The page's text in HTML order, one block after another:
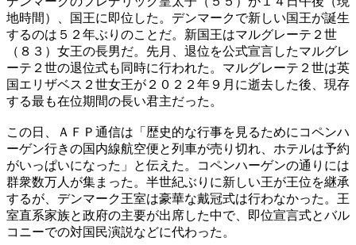
地時間）、国王に即位した。デンマークで新しい国王が誕生
するのは５２年ぶりのことだ。新国王はマルグレーテ２世
（８３）女王の長男だ。先月、退位を公式宣言したマルグレ
ーテ２世の退位式も同時に行われた。マルグレーテ２世は英
国エリザベス２世女王が２０２２年９月に逝去した後、現存
する最も在位期間の長い君主だった。
この日、ＡＦＰ通信は「歴史的な行事を見るためにコペンハ
ーゲン行きの国内線航空便と列車が売り切れ、ホテルは予約
がいっぱいになった」と伝えた。コペンハーゲンの通りには
群衆数万人が集まった。半世紀ぶりに新しい王が王位を継承
するが、デンマーク王室は豪華な戴冠式は行わなかった。王
室直系家族と政府の主要が出席した中で、即位宣言式とバル
コニーでの対国民演説などに代わった。